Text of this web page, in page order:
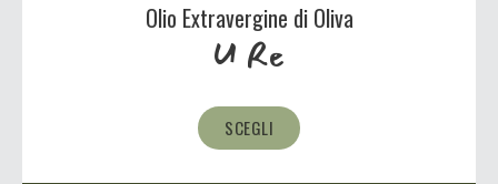
Olio Extravergine di Oliva
U Re
SCEGLI